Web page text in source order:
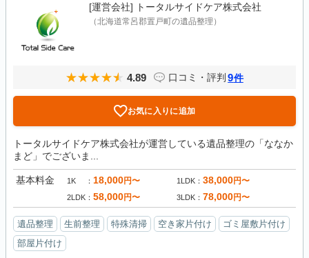
[運営会社] トータルサイドケア株式会社
（北海道常呂郡置戸町の遺品整理）
4.89 口コミ・評判 9件
お気に入りに追加
トータルサイドケア株式会社が運営している遺品整理の「ななか
まど」でございま...
基本料金 1K 18,000円〜 1LDK 38,000円〜
2LDK 58,000円〜 3LDK 78,000円〜
遺品整理 生前整理 特殊清掃 空き家片付け
ゴミ屋敷片付け
部屋片付け